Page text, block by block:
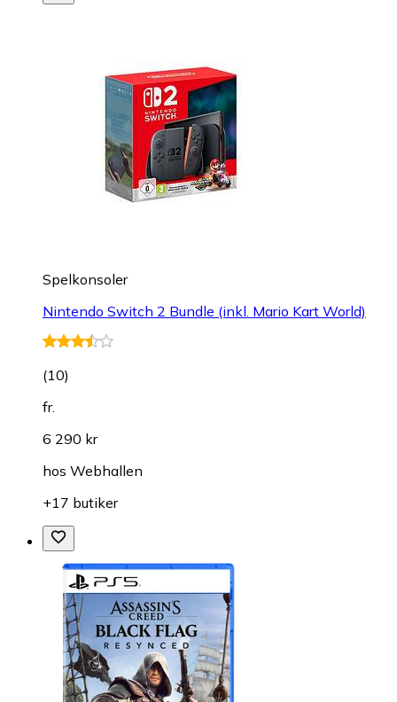
Spelkonsoler
Nintendo Switch 2 Bundle (inkl. Mario Kart World)
(10)
fr.
6 290 kr
hos Webhallen
+17 butiker